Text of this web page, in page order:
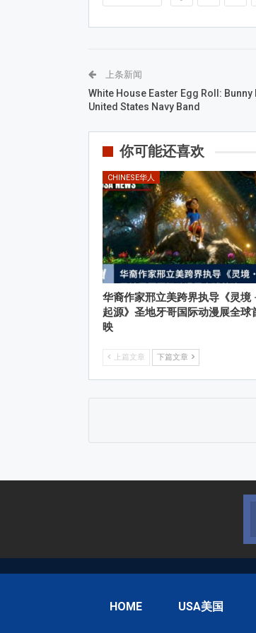
上条新闻
White House Easter Egg Roll: Bunny
United States Navy Band
你可能还喜欢
CHINESE华人
华裔作家邢立美跨界执导《灵境 ·
起源》圣地牙哥国际动漫展全球
映
上篇文章 下篇文章
HOME USA美国